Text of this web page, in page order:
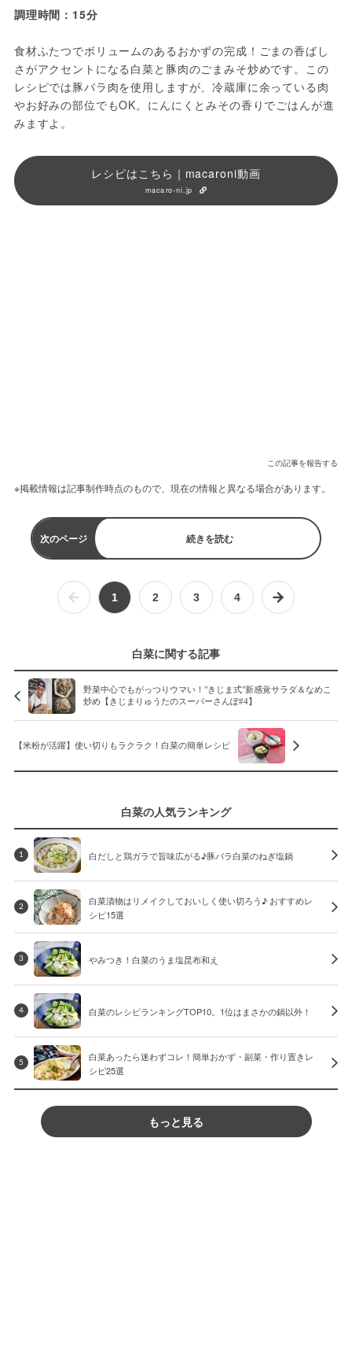
調理時間：15分
食材ふたつでボリュームのあるおかずの完成！ごまの香ばし
さがアクセントになる白菜と豚肉のごまみそ炒めです。この
レシピでは豚バラ肉を使用しますが、冷蔵庫に余っている肉
やお好みの部位でもOK。にんにくとみその香りでごはんが進
みますよ。
レシピはこちら｜macaroni動画
macaro-ni.jp
この記事を報告する
※掲載情報は記事制作時点のもので、現在の情報と異なる場合があります。
次のページ 続きを読む
1 2 3 4
白菜に関する記事
野菜中心でもがっつりウマい！"きじま式"新感覚サラダ＆なめこ
炒め【きじまりゅうたのスーパーさんぽ#4】
【米粉が活躍】使い切りもラクラク！白菜の簡単レシピ
白菜の人気ランキング
1 白だしと鶏ガラで旨味広がる♪豚バラ白菜のねぎ塩鍋
2
白菜漬物はリメイクしておいしく使い切ろう♪ おすすめレ
シピ15選
3 やみつき！白菜のうま塩昆布和え
4 白菜のレシピランキングTOP10。1位はまさかの鍋以外！
5
白菜あったら迷わずコレ！簡単おかず・副菜・作り置きレ
シピ25選
もっと見る